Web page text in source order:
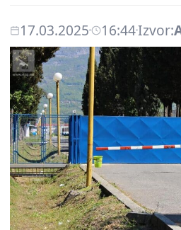
17.03.2025 16:44Izvor: